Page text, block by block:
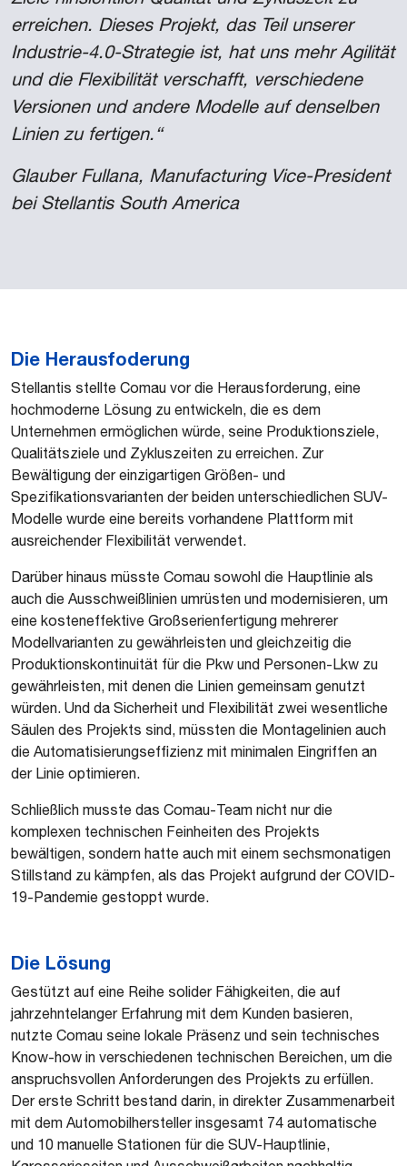
erreichen. Dieses Projekt, das Teil unserer
Industrie-4.0-Strategie ist, hat uns mehr Agilität
und die Flexibilität verschafft, verschiedene
Versionen und andere Modelle auf denselben
Linien zu fertigen.“
Glauber Fullana, Manufacturing Vice-President
bei Stellantis South America
Die Herausfoderung
Stellantis stellte Comau vor die Herausforderung, eine
hochmoderne Lösung zu entwickeln, die es dem
Unternehmen ermöglichen würde, seine Produktionsziele,
Qualitätsziele und Zykluszeiten zu erreichen. Zur
Bewältigung der einzigartigen Größen- und
Spezifikationsvarianten der beiden unterschiedlichen SUV-
Modelle wurde eine bereits vorhandene Plattform mit
ausreichender Flexibilität verwendet.
Darüber hinaus müsste Comau sowohl die Hauptlinie als
auch die Ausschweißlinien umrüsten und modernisieren, um
eine kosteneffektive Großserienfertigung mehrerer
Modellvarianten zu gewährleisten und gleichzeitig die
Produktionskontinuität für die Pkw und Personen-Lkw zu
gewährleisten, mit denen die Linien gemeinsam genutzt
würden. Und da Sicherheit und Flexibilität zwei wesentliche
Säulen des Projekts sind, müssten die Montagelinien auch
die Automatisierungseffizienz mit minimalen Eingriffen an
der Linie optimieren.
Schließlich musste das Comau-Team nicht nur die
komplexen technischen Feinheiten des Projekts
bewältigen, sondern hatte auch mit einem sechsmonatigen
Stillstand zu kämpfen, als das Projekt aufgrund der COVID-
19-Pandemie gestoppt wurde.
Die Lösung
Gestützt auf eine Reihe solider Fähigkeiten, die auf
jahrzehntelanger Erfahrung mit dem Kunden basieren,
nutzte Comau seine lokale Präsenz und sein technisches
Know-how in verschiedenen technischen Bereichen, um die
anspruchsvollen Anforderungen des Projekts zu erfüllen.
Der erste Schritt bestand darin, in direkter Zusammenarbeit
mit dem Automobilhersteller insgesamt 74 automatische
und 10 manuelle Stationen für die SUV-Hauptlinie,